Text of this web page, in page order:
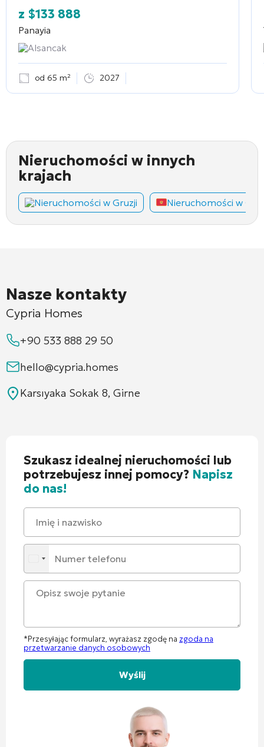
z $133 888
Panayia
Alsancak
od 65 m² 2027
Nieruchomości w innych
krajach
Nieruchomości w Gruzji Nieruchomości w
Nasze kontakty
Cypria Homes
+90 533 888 29 50
hello@cypria.homes
Karsıyaka Sokak 8, Girne
Szukasz idealnej nieruchomości lub
potrzebujesz innej pomocy? Napisz
do nas!
*Przesyłając formularz, wyrażasz zgodę na zgoda na
przetwarzanie danych osobowych